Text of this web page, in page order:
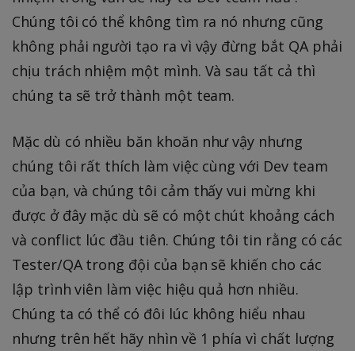
Chúng tôi có thể không tìm ra nó nhưng cũng
không phải người tạo ra vì vậy đừng bắt QA phải
chịu trách nhiệm một mình. Và sau tất cả thì
chúng ta sẽ trở thành một team.
Mặc dù có nhiều băn khoăn như vậy nhưng
chúng tôi rất thích làm việc cùng với Dev team
của bạn, và chúng tôi cảm thấy vui mừng khi
được ở đây mặc dù sẽ có một chút khoảng cách
và conflict lúc đầu tiên. Chúng tôi tin rằng có các
Tester/QA trong đội của bạn sẽ khiến cho các
lập trình viên làm việc hiệu quả hơn nhiều.
Chúng ta có thể có đôi lúc không hiểu nhau
nhưng trên hết hãy nhìn về 1 phía vì chất lượng